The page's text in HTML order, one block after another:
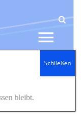
bleibt.
Schließen